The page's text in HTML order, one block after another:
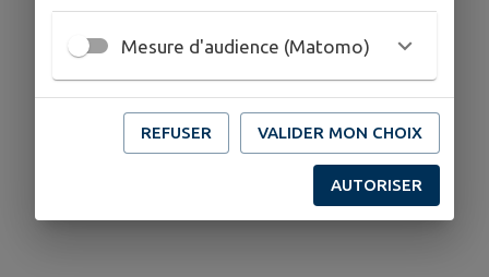
Mesure d'audience (Matomo)
REFUSER VALIDER MON CHOIX
AUTORISER